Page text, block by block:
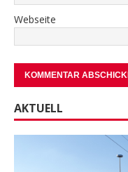
Webseite
AKTUELL